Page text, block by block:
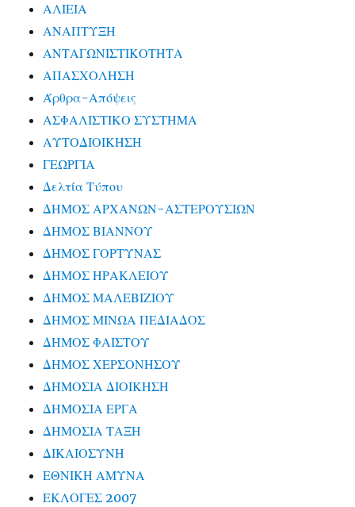
ΑΛΙΕΙΑ
ΑΝΑΠΤΥΞΗ
ΑΝΤΑΓΩΝΙΣΤΙΚΟΤΗΤΑ
ΑΠΑΣΧΟΛΗΣΗ
Άρθρα-Απόψεις
ΑΣΦΑΛΙΣΤΙΚΟ ΣΥΣΤΗΜΑ
ΑΥΤΟΔΙΟΙΚΗΣΗ
ΓΕΩΡΓΙΑ
Δελτία Τύπου
ΔΗΜΟΣ ΑΡΧΑΝΩΝ-ΑΣΤΕΡΟΥΣΙΩΝ
ΔΗΜΟΣ ΒΙΑΝΝΟΥ
ΔΗΜΟΣ ΓΟΡΤΥΝΑΣ
ΔΗΜΟΣ ΗΡΑΚΛΕΙΟΥ
ΔΗΜΟΣ ΜΑΛΕΒΙΖΙΟΥ
ΔΗΜΟΣ ΜΙΝΩΑ ΠΕΔΙΑΔΟΣ
ΔΗΜΟΣ ΦΑΙΣΤΟΥ
ΔΗΜΟΣ ΧΕΡΣΟΝΗΣΟΥ
ΔΗΜΟΣΙΑ ΔΙΟΙΚΗΣΗ
ΔΗΜΟΣΙΑ ΕΡΓΑ
ΔΗΜΟΣΙΑ ΤΑΞΗ
ΔΙΚΑΙΟΣΥΝΗ
ΕΘΝΙΚΗ ΑΜΥΝΑ
ΕΚΛΟΓΕΣ 2007